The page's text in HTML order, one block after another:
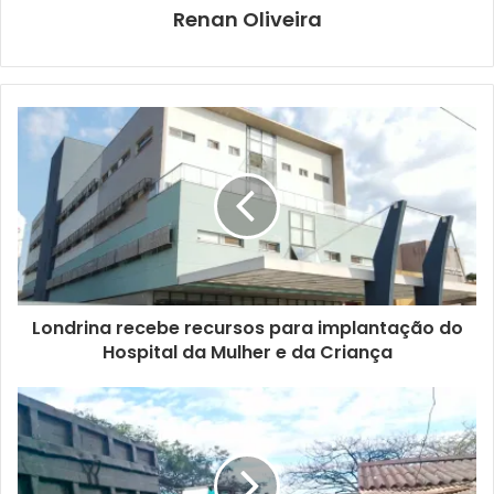
Renan Oliveira
Londrina recebe recursos para implantação do
Hospital da Mulher e da Criança